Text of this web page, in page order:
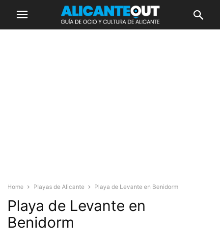
Home Playas de Alicante Playa de Levante en Benidorm
Playa de Levante en
Benidorm